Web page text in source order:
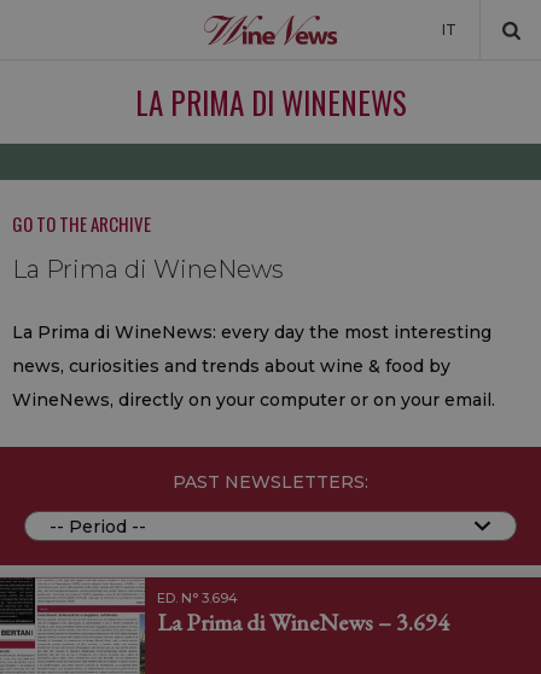
IT
LA PRIMA DI WINENEWS
GO TO THE ARCHIVE
La Prima di WineNews
La Prima di WineNews: every day the most interesting
news, curiosities and trends about wine & food by
WineNews, directly on your computer or on your email.
PAST NEWSLETTERS:
ED. N° 3.694
La Prima di WineNews – 3.694